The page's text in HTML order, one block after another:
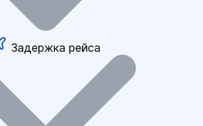
Задержка рейса